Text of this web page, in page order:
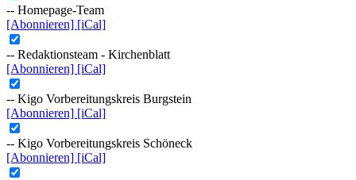
-- Homepage-Team
[Abonnieren] [iCal]
-- Redaktionsteam - Kirchenblatt
[Abonnieren] [iCal]
-- Kigo Vorbereitungskreis Burgstein
[Abonnieren] [iCal]
-- Kigo Vorbereitungskreis Schöneck
[Abonnieren] [iCal]